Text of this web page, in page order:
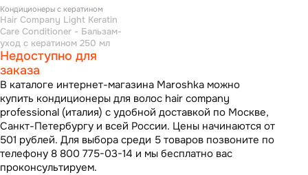
Кондиционеры с кератином
Hair Company Light Keratin
Care Conditioner - Бальзам-
уход с кератином 250 мл
Недоступно для
заказа
В каталоге интернет-магазина Maroshka можно
купить кондиционеры для волос hair company
professional (италия) с удобной доставкой по Москве,
Санкт-Петербургу и всей России. Цены начинаются от
501 рублей. Для выбора среди 5 товаров позвоните по
телефону 8 800 775-03-14 и мы бесплатно вас
проконсультируем.